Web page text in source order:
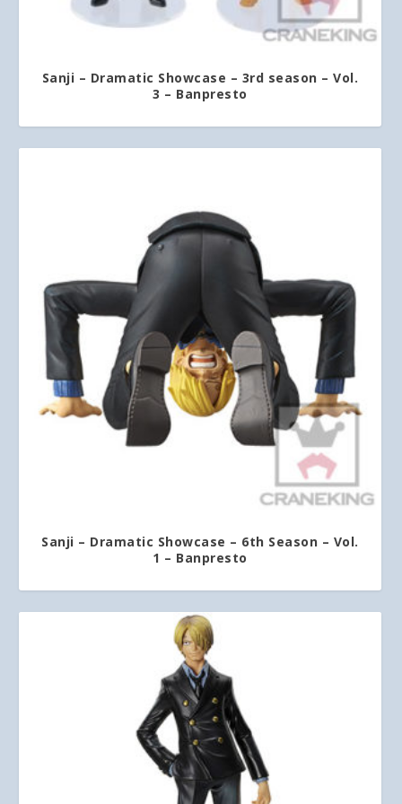
Sanji – Dramatic Showcase – 3rd season – Vol.
3 – Banpresto
Sanji – Dramatic Showcase – 6th Season – Vol.
1 – Banpresto